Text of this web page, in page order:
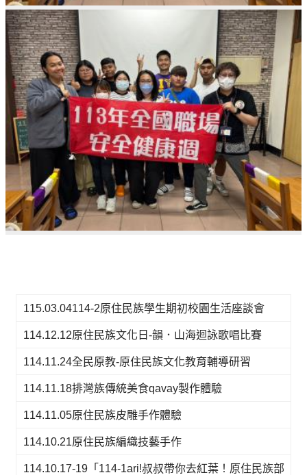
115.03.04114-2原住民族學生期初校園生活座談會
114.12.12原住民族文化日-韻．山海迴詠歌唱比賽
114.11.24全民原教-原住民族文化教育輔導研習
114.11.18排灣族傳統美食qavay製作體驗
114.11.05原住民族皮雕手作體驗
114.10.21原住民族編織技藝手作
114.10.17-19「114-1ari!叔叔帶你去紅葉！原住民族部